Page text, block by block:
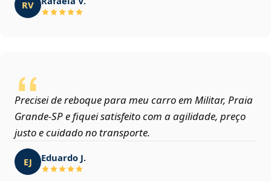
RV
Precisei de reboque para meu carro em Militar, Praia
Grande‑SP e fiquei satisfeito com a agilidade, preço
justo e cuidado no transporte.
EJ Eduardo J.